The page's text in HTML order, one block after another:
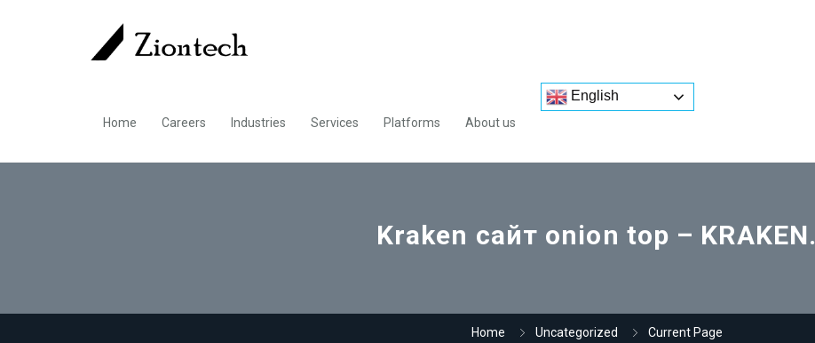
Home Careers Industries Services Platforms About us
English
Kraken сайт onion top – KRAKEN.
Home Uncategorized Current Page